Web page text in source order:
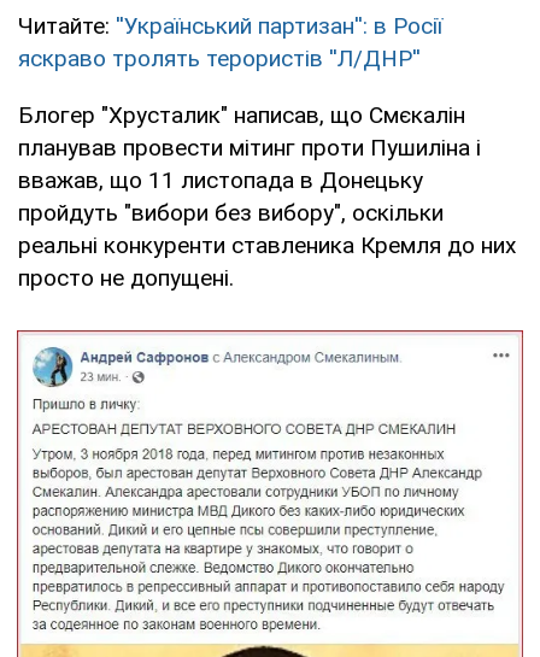
Читайте: ''Український партизан'': в Росії
яскраво тролять терористів ''Л/ДНР''
Блогер "Хрусталик" написав, що Смєкалін
планував провести мітинг проти Пушиліна і
вважав, що 11 листопада в Донецьку
пройдуть "вибори без вибору", оскільки
реальні конкуренти ставленика Кремля до них
просто не допущені.